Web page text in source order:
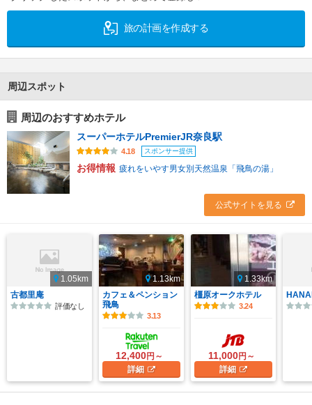
旅の計画を作成する
周辺スポット
周辺のおすすめホテル
スーパーホテルPremierJR奈良駅
4.18 スポンサー提供
お得情報 疲れをいやす男女別天然温泉「飛鳥の湯」
公式サイトを見る
1.05km
古都里庵
評価なし
1.13km
カフェ＆ペンション
飛鳥
3.13
12,400円～
詳細
1.33km
橿原オークホテル
3.24
11,000円～
詳細